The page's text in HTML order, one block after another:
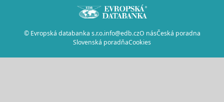
© Evropská databanka s.r.o.info@edb.czO násČeská poradna
Slovenská poradňaCookies